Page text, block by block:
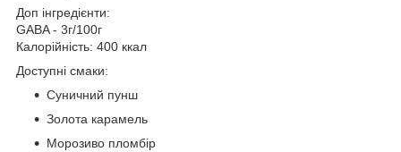
Доп інгредієнти:
GABA - 3г/100г
Калорійність: 400 ккал
Доступні смаки:
Суничний пунш
Золота карамель
Морозиво пломбір